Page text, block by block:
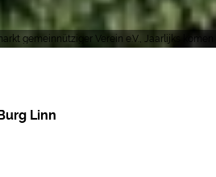
gemeinnütziger Verein e.V., Jaarlijks
Linn